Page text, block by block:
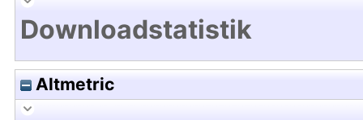
Downloadstatistik
Altmetric